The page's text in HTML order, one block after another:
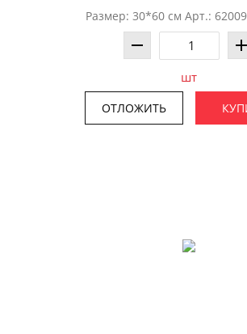
Размер: 30*60 см Арт.:
шт
ОТЛОЖИТЬ